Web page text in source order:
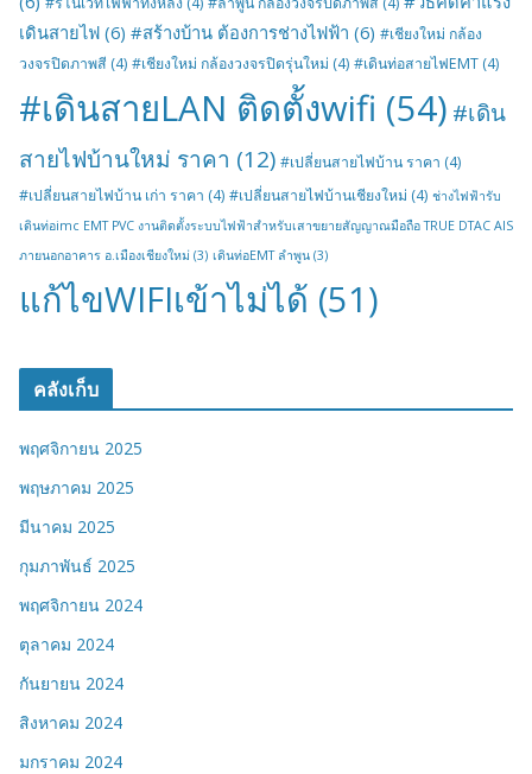
เดินสายไฟ (6) #สร้างบ้าน ต้องการช่างไฟฟ้า (6) #เชียงใหม่ กล้อง
วงจรปิดภาพสี (4) #เชียงใหม่ กล้องวงจรปิดรุ่นใหม่ (4) #เดินท่อสายไฟEMT (4)
#เดินสายLAN ติดตั้งwifi (54) #เดิน
สายไฟบ้านใหม่ ราคา (12) #เปลี่ยนสายไฟบ้าน ราคา (4)
#เปลี่ยนสายไฟบ้าน เก่า ราคา (4) #เปลี่ยนสายไฟบ้านเชียงใหม่ (4) ช่างไฟฟ้ารับ
เดินท่อimc EMT PVC งานติดตั้งระบบไฟฟ้าสำหรับเสาขยายสัญญาณมือถือ TRUE DTAC AIS
ภายนอกอาคาร อ.เมืองเชียงใหม่ (3) เดินท่อEMT ลำพูน (3)
แก้ไขWIFIเข้าไม่ได้ (51)
คลังเก็บ
พฤศจิกายน 2025
พฤษภาคม 2025
มีนาคม 2025
กุมภาพันธ์ 2025
พฤศจิกายน 2024
ตุลาคม 2024
กันยายน 2024
สิงหาคม 2024
มกราคม 2024